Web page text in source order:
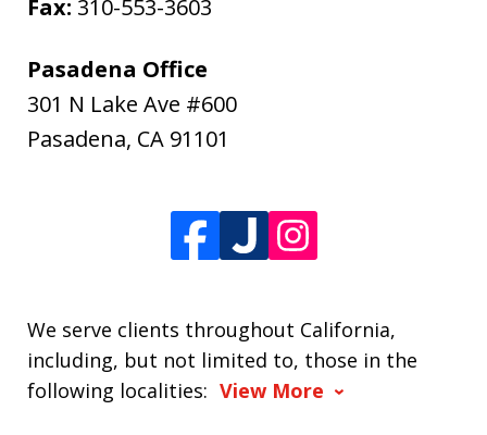
Fax: 310-553-3603
Pasadena Office
301 N Lake Ave #600
Pasadena, CA 91101
We serve clients throughout California,
including, but not limited to, those in the
following localities: View More